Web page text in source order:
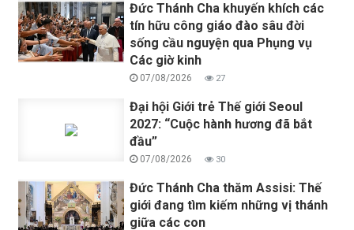
Đức Thánh Cha khuyến khích các
tín hữu công giáo đào sâu đời
sống cầu nguyện qua Phụng vụ
Các giờ kinh
07/08/2026 27
Đại hội Giới trẻ Thế giới Seoul
2027: “Cuộc hành hương đã bắt
đầu”
07/08/2026 30
Đức Thánh Cha thăm Assisi: Thế
giới đang tìm kiếm những vị thánh
giữa các con